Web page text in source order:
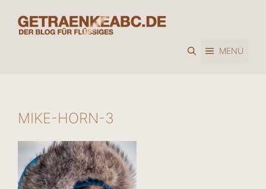
Inhalt
springen
MENÜ
MIKE-HORN-3